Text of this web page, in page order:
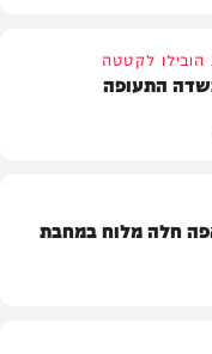
הובילו לקטטה
התעופה
חלה מלוח במחבת